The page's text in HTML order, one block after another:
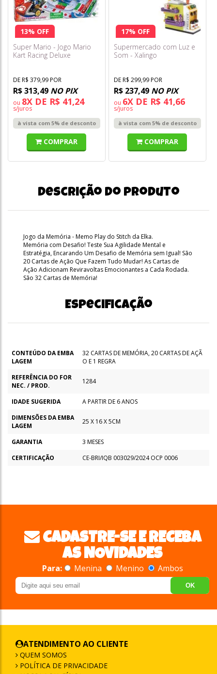
13% OFF
Super Mario - Jogo Mario
Kart Racing Deluxe
DE R$ 379,99 POR
R$ 313,49 NO PIX
ou 8X DE R$ 41,24
s/juros
à vista com 5% de desconto
COMPRAR
17% OFF
Supermercado com Luz e
Som - Xalingo
DE R$ 299,99 POR
R$ 237,49 NO PIX
ou 6X DE R$ 41,66
s/juros
à vista com 5% de desconto
COMPRAR
Descrição do produto
Jogo da Memória - Memo Play do Stitch da Elka.
Memória com Desafio! Teste Sua Agilidade Mental e
Estratégia, Encarando Um Desafio de Memória sem Igual! São
20 Cartas de Ação Que Fazem Tudo Mudar! As Cartas de
Ação Adicionam Reviravoltas Emocionantes a Cada Rodada.
São 32 Cartas de Memória!
Especificação
CONTEÚDO DA EMBA
LAGEM
32 CARTAS DE MEMÓRIA, 20 CARTAS DE AÇÃ
O E 1 REGRA
REFERÊNCIA DO FOR
NEC. / PROD.
1284
IDADE SUGERIDA
A PARTIR DE 6 ANOS
DIMENSÕES DA EMBA
LAGEM
25 X 16 X 5CM
GARANTIA
3 MESES
CERTIFICAÇÃO
CE-BRI/IQB 003029/2024 OCP 0006
CADASTRE-SE E RECEBA
AS NOVIDADES
Para: Menina Menino Ambos
OK
ATENDIMENTO AO CLIENTE
QUEM SOMOS
POLÍTICA DE PRIVACIDADE